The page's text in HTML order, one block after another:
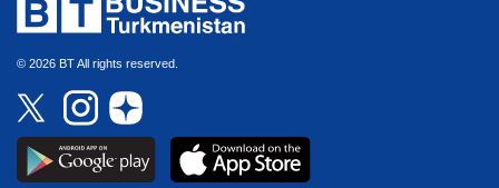
© 2026 BT All rights reserved.